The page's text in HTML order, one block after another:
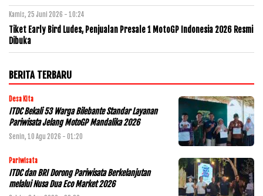
Kamis, 25 Juni 2026 - 10:24
Tiket Early Bird Ludes, Penjualan Presale 1 MotoGP Indonesia 2026 Resmi
Dibuka
BERITA TERBARU
Desa Kita
ITDC Bekali 53 Warga Bilebante Standar Layanan
Pariwisata Jelang MotoGP Mandalika 2026
Senin, 10 Agu 2026 - 01:20
Pariwisata
ITDC dan BRI Dorong Pariwisata Berkelanjutan
melalui Nusa Dua Eco Market 2026